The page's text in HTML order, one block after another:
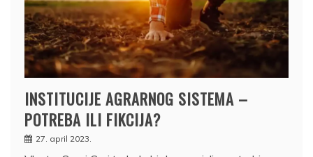
INSTITUCIJE AGRARNOG SISTEMA –
POTREBA ILI FIKCIJA?
27. april 2023.